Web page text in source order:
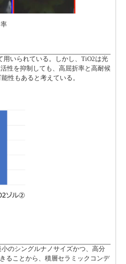
いられている。しかし、TiO2は光
性を抑制しても、高屈折率と高耐候
性もあると考えている。
のシングルナノサイズかつ、高分
ることから、積層セラミックコンデ